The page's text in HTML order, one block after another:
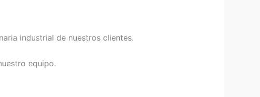
industrial de nuestros clientes.
equipo.